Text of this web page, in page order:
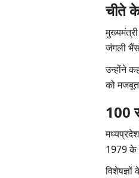
चीते
जंगली
उन्होंने
को मजबूत
100
1979 के